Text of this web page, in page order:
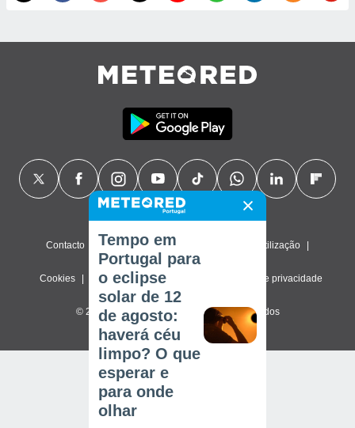
Contacto Sobre nós FAQ Termos de utilização
Cookies Política de privacidade Definições de privacidade
© 2026 Meteored. Todos os direitos reservados
Tempo em
Portugal para
o eclipse
solar de 12
de agosto:
haverá céu
limpo? O que
esperar e
para onde
olhar